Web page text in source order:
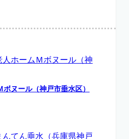
ヌール（神戸市垂水区）